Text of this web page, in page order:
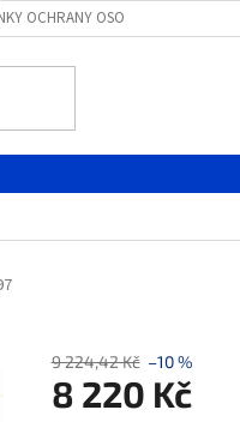
OCHRANY OSOBNÍCH ÚDAJŮ
9 224,42 Kč –10 %
8 220 Kč